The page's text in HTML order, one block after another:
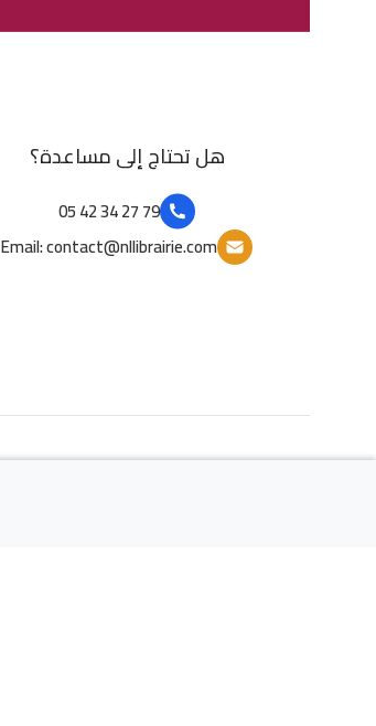
هل تحتاج إلى مساعدة؟
79 27 34 42 05
Email: contact@nllibrairie.com